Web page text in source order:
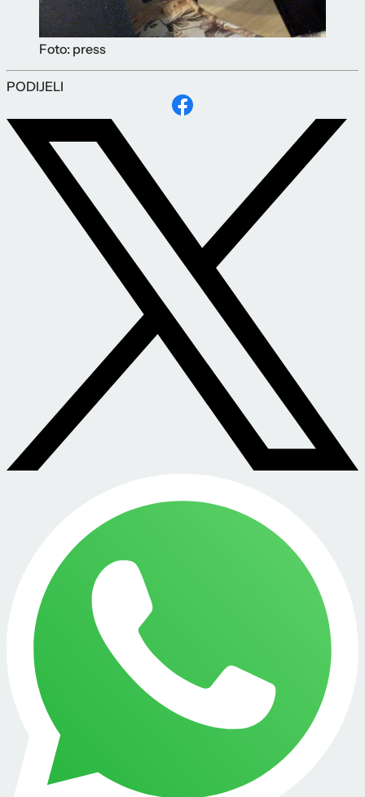
Foto: press
PODIJELI